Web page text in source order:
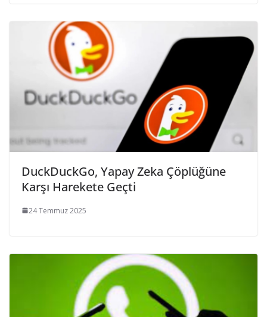
DuckDuckGo, Yapay Zeka Çöplüğüne
Karşı Harekete Geçti
24 Temmuz 2025